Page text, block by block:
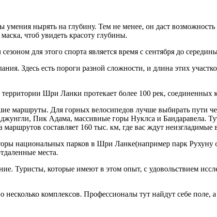
умения нырять на глубину. Тем не менее, он даст
чтоб увидеть красоту глубины.
для этого спорта является время с сентября до
Здесь есть пороги разной сложности, и длина этих
Шри Ланки протекает более 100 рек, соединенных
маршруты. Для горных велосипедов лучше выбирать пути
Пик Адама, массивные горы Нуклса и Бандаравела.
составляет 160 тыс. км, где вас ждут неизгладимые
национальных парков в Шри Ланке(например парк
места.
Туристы, которые имеют в этом опыт, с удовольствием
несколько комплексов. Профессионалы тут найдут себе